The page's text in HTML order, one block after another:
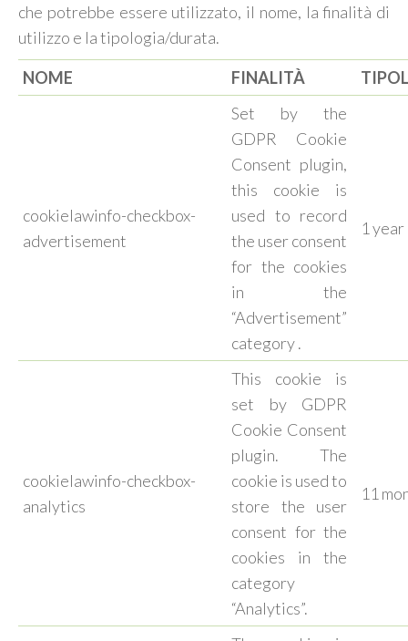
che potrebbe essere utilizzato, il nome, la finalità di
utilizzo e la tipologia/durata.
NOME
FINALITÀ
cookielawinfo-checkbox-
advertisement
Set by the
GDPR Cookie
Consent plugin,
this cookie is
used to record
the user consent
for the cookies
in the
“Advertisement”
category .
1 year
cookielawinfo-checkbox-
analytics
This cookie is
set by GDPR
Cookie Consent
plugin. The
cookie is used to
store the user
consent for the
cookies in the
category
“Analytics”.
11